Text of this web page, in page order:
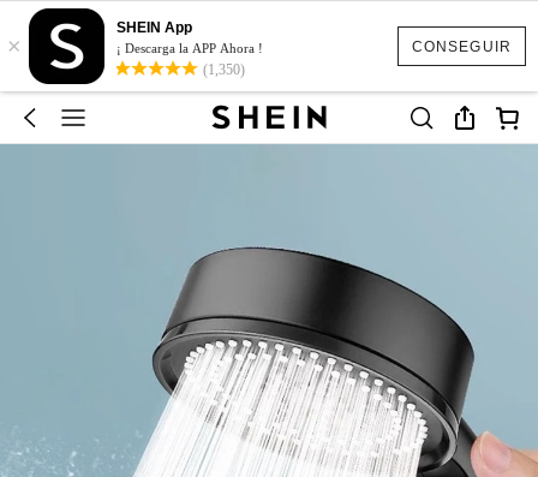
CONSEGUIR
×
SHEIN App
¡ Descarga la APP Ahora !
(1,350)